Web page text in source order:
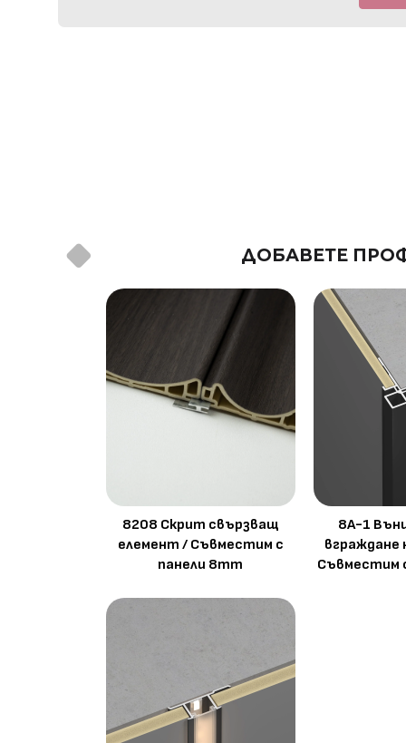
ДОБАВЕТЕ
8208 Скрит свързващ
елемент / Съвместим с
панели 8mm
8A-1
вграждане
Съвместим